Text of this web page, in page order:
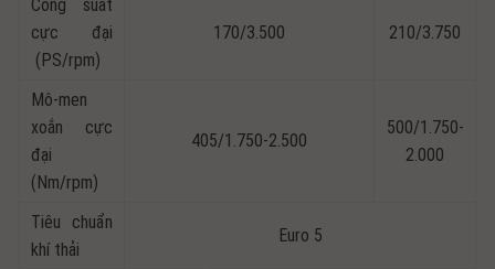
Công suất
cực đại
(PS/rpm)
170/3.500 210/3.750
Mô-men
xoắn cực
đại
(Nm/rpm)
405/1.750-2.500
500/1.750-
2.000
Tiêu chuẩn
khí thải
Euro 5